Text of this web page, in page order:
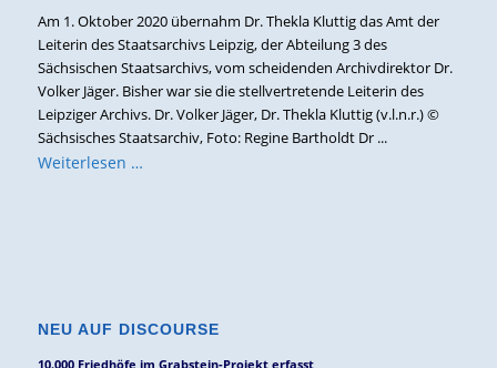
Am 1. Oktober 2020 übernahm Dr. Thekla Kluttig das Amt der
Leiterin des Staatsarchivs Leipzig, der Abteilung 3 des
Sächsischen Staatsarchivs, vom scheidenden Archivdirektor Dr.
Volker Jäger. Bisher war sie die stellvertretende Leiterin des
Leipziger Archivs. Dr. Volker Jäger, Dr. Thekla Kluttig (v.l.n.r.) ©
Sächsisches Staatsarchiv, Foto: Regine Bartholdt Dr ...
Weiterlesen …
NEU AUF DISCOURSE
10.000 Friedhöfe im Grabstein-Projekt erfasst